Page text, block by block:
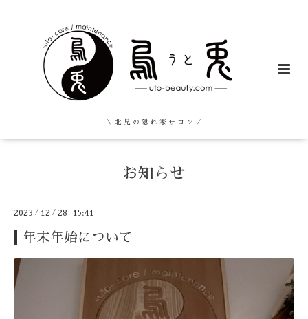
＼ 北 見 の 隠 れ 家 サ ロ ン ／
お知らせ
2023 / 12 / 28 15:41
年末年始について